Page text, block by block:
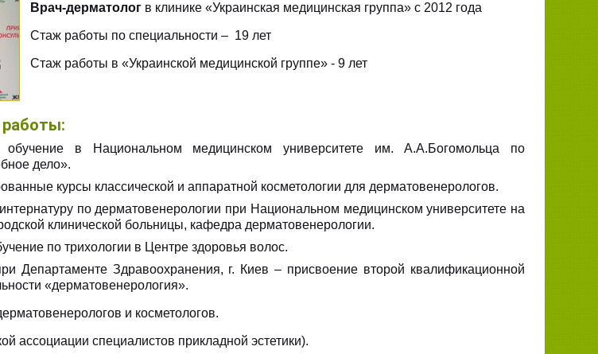
Врач-дерматолог в клинике «Украинская медицинская группа» с 2012 года
Стаж работы по специальности – 19 лет
Стаж работы в «Украинской медицинской группе» - 9 лет
обучение в Национальном медицинском университете им. А.А.Богомольца по
дело».
курсы классической и аппаратной косметологии для дерматовенерологов.
по дерматовенерологии при Национальном медицинском университете на
клинической больницы, кафедра дерматовенерологии.
по трихологии в Центре здоровья волос.
Департаменте Здравоохранения, г. Киев – присвоение второй квалификационной
«дерматовенерология».
и косметологов.
ассоциации специалистов прикладной эстетики).